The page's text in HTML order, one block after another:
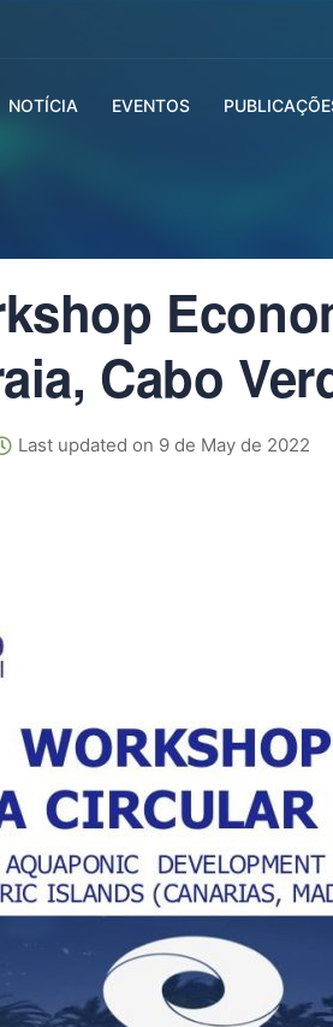
NOTÍCIA EVENTOS
Cabo
Last updated on 9 de May de 2022